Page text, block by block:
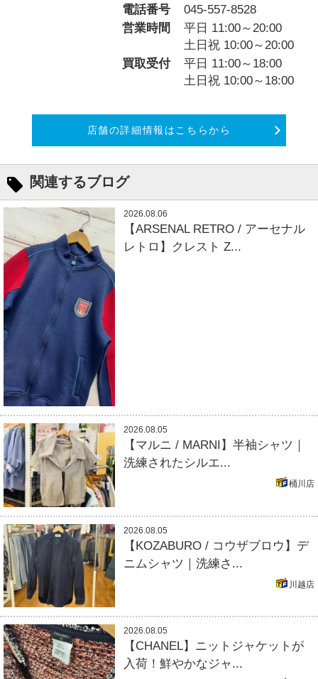
電話番号
045-557-8528
営業時間
平日 11:00～20:00
土日祝 10:00～20:00
買取受付
平日 11:00～18:00
土日祝 10:00～18:00
店舗の詳細情報はこちらから
関連するブログ
2026.08.06
【ARSENAL RETRO / アーセナル
レトロ】クレスト Z...
2026.08.05
【マルニ / MARNI】半袖シャツ｜
洗練されたシルエ...
桶川店
2026.08.05
【KOZABURO / コウザブロウ】デ
ニムシャツ｜洗練さ...
川越店
2026.08.05
【CHANEL】ニットジャケットが
入荷！鮮やかなジャ...